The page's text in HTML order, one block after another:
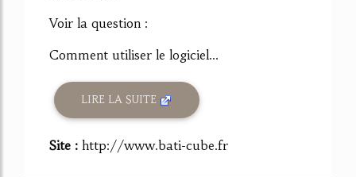
Voir la question :
Comment utiliser le logiciel...
LIRE LA SUITE
Site : http://www.bati-cube.fr